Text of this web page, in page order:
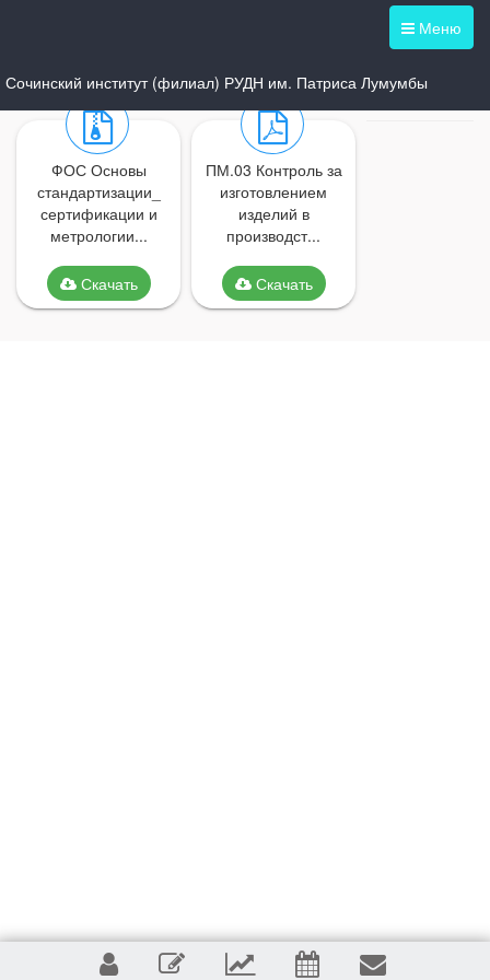
Меню
Сочинский институт (филиал) РУДН им. Патриса Лумумбы
ФОС Основы
стандартизации_
сертификации и
метрологии...
Скачать
ПМ.03 Контроль за
изготовлением
изделий в
производст...
Скачать